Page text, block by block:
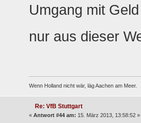
Umgang mit
nur aus dieser
Wenn Holland nicht wär, läg Aachen am Meer.
Re: VfB Stuttgart
« Antwort #44 am: 15. März 2013, 13:58:52 »